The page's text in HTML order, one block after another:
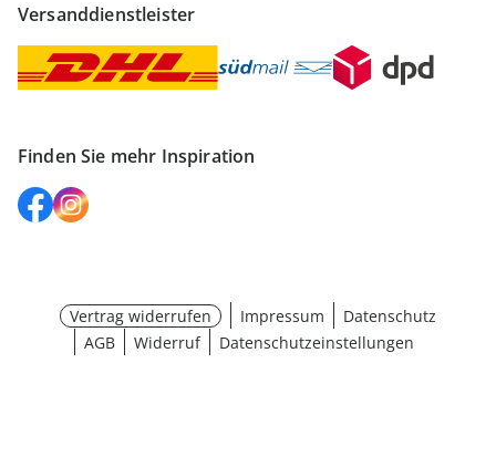
Versanddienstleister
Finden Sie mehr Inspiration
Vertrag widerrufen Impressum
Datenschutz
AGB
Widerruf Datenschutzeinstellungen